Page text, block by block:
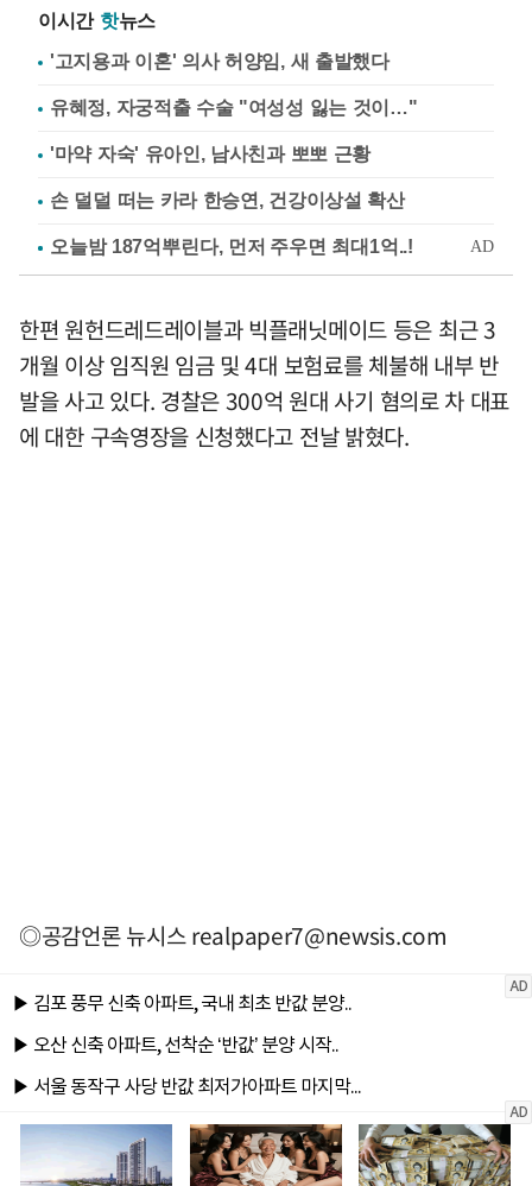
이시간 핫뉴스
'고지용과 이혼' 의사 허양임, 새 출발했다
유혜정, 자궁적출 수술 "여성성 잃는 것이…"
'마약 자숙' 유아인, 남사친과 뽀뽀 근황
손 덜덜 떠는 카라 한승연, 건강이상설 확산
한편 원헌드레드레이블과 빅플래닛메이드 등은 최근 3
개월 이상 임직원 임금 및 4대 보험료를 체불해 내부 반
발을 사고 있다. 경찰은 300억 원대 사기 혐의로 차 대표
에 대한 구속영장을 신청했다고 전날 밝혔다.
◎공감언론 뉴시스realpaper7@newsis.com